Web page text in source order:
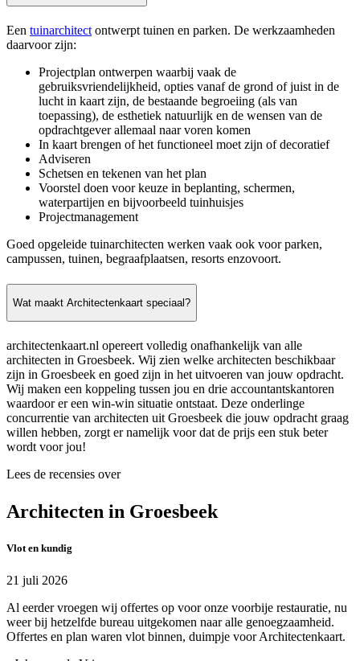
Een tuinarchitect ontwerpt tuinen en parken. De werkzaamheden
daarvoor zijn:
Projectplan ontwerpen waarbij vaak de
gebruiksvriendelijkheid, opties vanaf de grond of juist in de
lucht in kaart zijn, de bestaande begroeiing (als van
toepassing), de esthetiek natuurlijk en de wensen van de
opdrachtgever allemaal naar voren komen
In kaart brengen of het functioneel moet zijn of decoratief
Adviseren
Schetsen en tekenen van het plan
Voorstel doen voor keuze in beplanting, schermen,
waterpartijen en bijvoorbeeld tuinhuisjes
Projectmanagement
Goed opgeleide tuinarchitecten werken vaak ook voor parken,
campussen, tuinen, begraafplaatsen, resorts enzovoort.
Wat maakt Architectenkaart speciaal?
architectenkaart.nl opereert volledig onafhankelijk van alle
architecten in Groesbeek. Wij zien welke architecten beschikbaar
zijn in Groesbeek en goed zijn in het uitvoeren van jouw opdracht.
Wij maken een koppeling tussen jou en drie accountantskantoren
waardoor er een win-win situatie ontstaat. Deze onderlinge
concurrentie van architecten uit Groesbeek die jouw opdracht graag
willen hebben, zorgt er namelijk voor dat de prijs een stuk beter
wordt voor jou!
Lees de recensies over
Architecten in Groesbeek
Vlot en kundig
21 juli 2026
Al eerder vroegen wij offertes op voor onze voorbije restauratie, nu
weer bij hetzelfde bureau uitgekomen naar alle genoegzaamheid.
Offertes en plan waren vlot binnen, duimpje voor Architectenkaart.